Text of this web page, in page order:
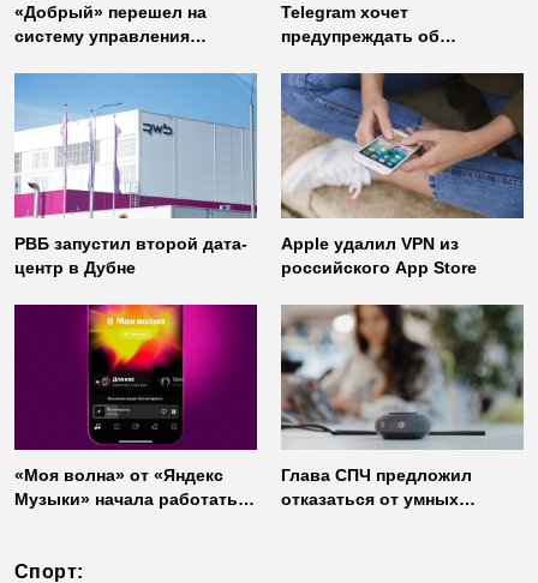
«Добрый» перешел на
систему управления
Telegram хочет
предупреждать об
неофициальных клиентов
мессенджера
РВБ запустил второй дата-
центр в Дубне
Apple удалил VPN из
российского App Store
«Моя волна» от «Яндекс
Музыки» начала работать
Глава СПЧ предложил
отказаться от умных
Спорт: